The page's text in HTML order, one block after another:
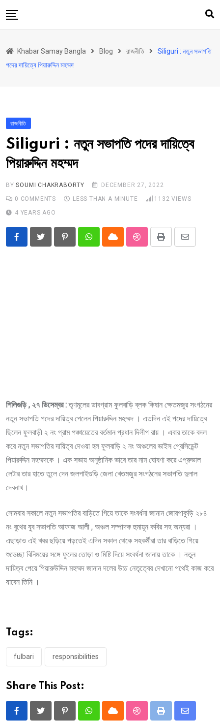
to
উত্তরবঙ্গ
আরও কিছু
Contact
Khabar Samay Bangla Blog রাজনীতি
Siliguri : নতুন সভাপতি
পদের দায়িত্বে পিয়ারুদ্দিন মহম্মদ
রাজনীতি
Siliguri : নতুন সভাপতি পদের দায়িত্বে
পিয়ারুদ্দিন মহম্মদ
BYSOUMI CHAKRABORTY
DECEMBER 27, 2022
0 COMMENTS LESS THAN A MINUTE 1132 VIEWS
4 YEARS AGO
PinterestWhatsappCloud StumbleUpon
Print
Share
শিলিগুড়ি , ২৭ ডিসেম্বর :তৃণমূলের ডাবগ্রাম ফুলবাড়ি ব্লক কিষান ক্ষেতমজুর সংগঠনের
নতুন সভাপতি পদের দায়িত্ব পেলেন পিয়ারুদ্দিন মহম্মদ । এতদিন এই পদের দায়িত্বে
ছিলেন ফুলবাড়ী ২ নং গ্রাম পঞ্চায়েতের বর্তমান প্রধান দিলীপ রায় । এবার তাকে বদল
করে নতুন সভাপতির দায়িত্ব দেওয়া হল ফুলবাড়ি ২ নং অঞ্চলের ভাইস প্রেসিডেন্ট
পিয়ারুদ্দিন মহম্মদকে । এক সভায় অনুষ্ঠানিক ভাবে তার নাম ঘোষণা করে এপ্রুভাল
লেটার তার হাতে তুলে দেন জলপাইগুড়ি জেলা খেতমজুর সংগঠনের সভাপতি দুলাল
দেবনাথ।
সোমবার সকালে নতুন সভাপতির বাড়িতে গিয়ে তাকে সংবর্ধনা জানান জোরপাকুড়ি ২৮৪
নং বুথের যুব সভাপতি আফাজ আলী , অঞ্চল সম্পাদক হুমায়ূন কবির সহ অন্যরা ।
এছাড়াও এই খবর ছড়িয়ে পড়তেই এদিন সকাল থেকে সহকর্মীরা তার বাড়িতে গিয়ে
শুভেচ্ছা বিনিময়ের সঙ্গে ফুলের তোড়া ও মিষ্টি দিয়ে সংবর্ধনা জানায় তাকে । নতুন
দায়িত্ব পেয়ে পিয়ারুউদ্দিন মহম্মদ জানান দলের উচ্চ নেতৃত্বের দেখানো পথেই কাজ করে
যাবেন তিনি ।
Tags:
fulbari responsibilities
Share This Post:
PinterestWhatsappCloud StumbleUpon
Print
Share